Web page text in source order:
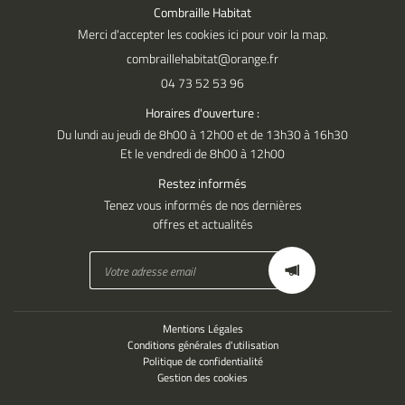
Combraille Habitat
Merci d'accepter les cookies ici pour voir la map.
04 73 52 53 96
Horaires d'ouverture :
Du lundi au jeudi de 8h00 à 12h00 et de 13h30 à 16h30
Et le vendredi de 8h00 à 12h00
Restez informés
Tenez vous informés de nos dernières
offres et actualités
Mentions Légales
Conditions générales d'utilisation
Politique de confidentialité
Gestion des cookies